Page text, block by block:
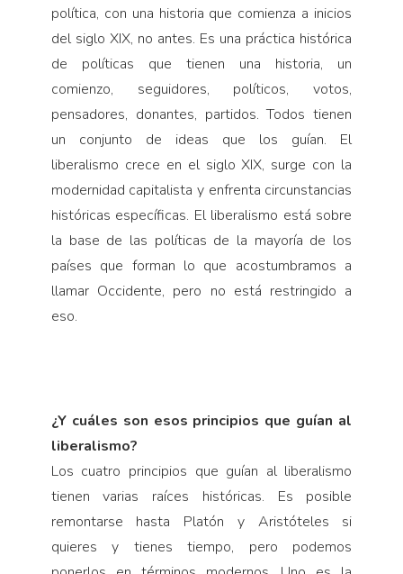
política, con una historia que comienza a inicios
del siglo XIX, no antes. Es una práctica histórica
de políticas que tienen una historia, un
comienzo, seguidores, políticos, votos,
pensadores, donantes, partidos. Todos tienen
un conjunto de ideas que los guían. El
liberalismo crece en el siglo XIX, surge con la
modernidad capitalista y enfrenta circunstancias
históricas específicas. El liberalismo está sobre
la base de las políticas de la mayoría de los
países que forman lo que acostumbramos a
llamar Occidente, pero no está restringido a
eso.
¿Y cuáles son esos principios que guían al
liberalismo?
Los cuatro principios que guían al liberalismo
tienen varias raíces históricas. Es posible
remontarse hasta Platón y Aristóteles si
quieres y tienes tiempo, pero podemos